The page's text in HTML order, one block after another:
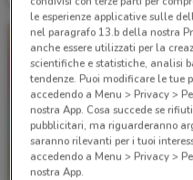
le esperienze applicative sulle
nel paragrafo 13.b della nostra
anche essere utilizzati per la
scientifiche e statistiche, analisi
tendenze. Puoi modificare le tue
accedendo a Menu > Privacy >
nostra App. Cosa succede se
pubblicitari, ma riguarderanno
saranno rilevanti per i tuoi
accedendo a Menu > Privacy >
nostra App.